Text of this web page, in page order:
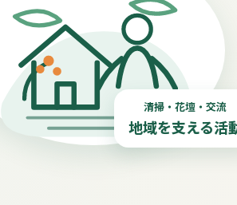
清掃・花壇・交流
地域を支える活